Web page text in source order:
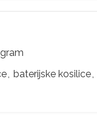
, baterijske kosilice,